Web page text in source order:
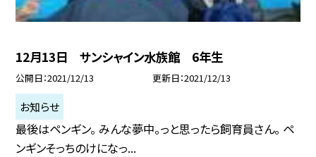
12月13日 サンシャイン水族館 6年生
公開日 2021/12/13 更新日 2021/12/13
お知らせ
最後はペンギン。 みんな夢中。っと思ったら飼育員さん。 ペ
ンギンそっちのけになっ...